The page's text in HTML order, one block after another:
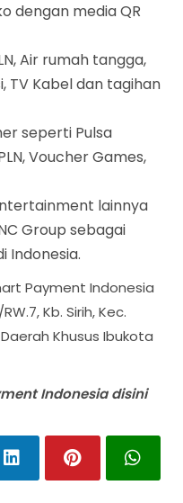
dengan media QR
Air rumah tangga,
TV Kabel dan tagihan
seperti Pulsa
Voucher Games,
lainnya
Group sebagai
Indonesia.
Payment Indonesia
Kb. Sirih, Kec.
Khusus Ibukota
Indonesia disini